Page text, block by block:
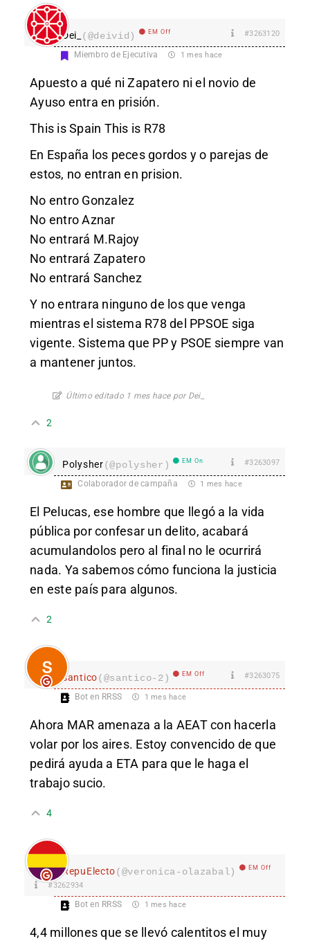
Dei_ (@deivid) EM Off #3263120
Miembro de Ejecutiva 1 mes hace
Apuesto a qué ni Zapatero ni el novio de
Ayuso entra en prisión.
This is Spain This is R78
En España los peces gordos y o parejas de
estos, no entran en prision.
No entro Gonzalez
No entro Aznar
No entrará M.Rajoy
No entrará Zapatero
No entrará Sanchez
Y no entrara ninguno de los que venga
mientras el sistema R78 del PPSOE siga
vigente. Sistema que PP y PSOE siempre van
a mantener juntos.
Último editado 1 mes hace por Dei_
2
Polysher(@polysher) EM On #3263097
Colaborador de campaña 1 mes hace
El Pelucas, ese hombre que llegó a la vida
pública por confesar un delito, acabará
acumulandolos pero al final no le ocurrirá
nada. Ya sabemos cómo funciona la justicia
en este país para algunos.
2
santico(@santico-2) EM Off #3263075
Bot en RRSS 1 mes hace
Ahora MAR amenaza a la AEAT con hacerla
volar por los aires. Estoy convencido de que
pedirá ayuda a ETA para que le haga el
trabajo sucio.
4
RepuElecto(@veronica-olazabal) EM Off
#3262934
Bot en RRSS 1 mes hace
4,4 millones que se llevó calentitos el muy